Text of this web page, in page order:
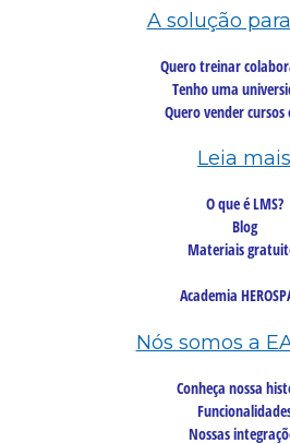
A solução
Quero treinar
Tenho uma
Quero vender cursos
Leia mais
O que é LMS?
Blog
Materiais
Academia
Nós somos a
Conheça nossa
Nossas